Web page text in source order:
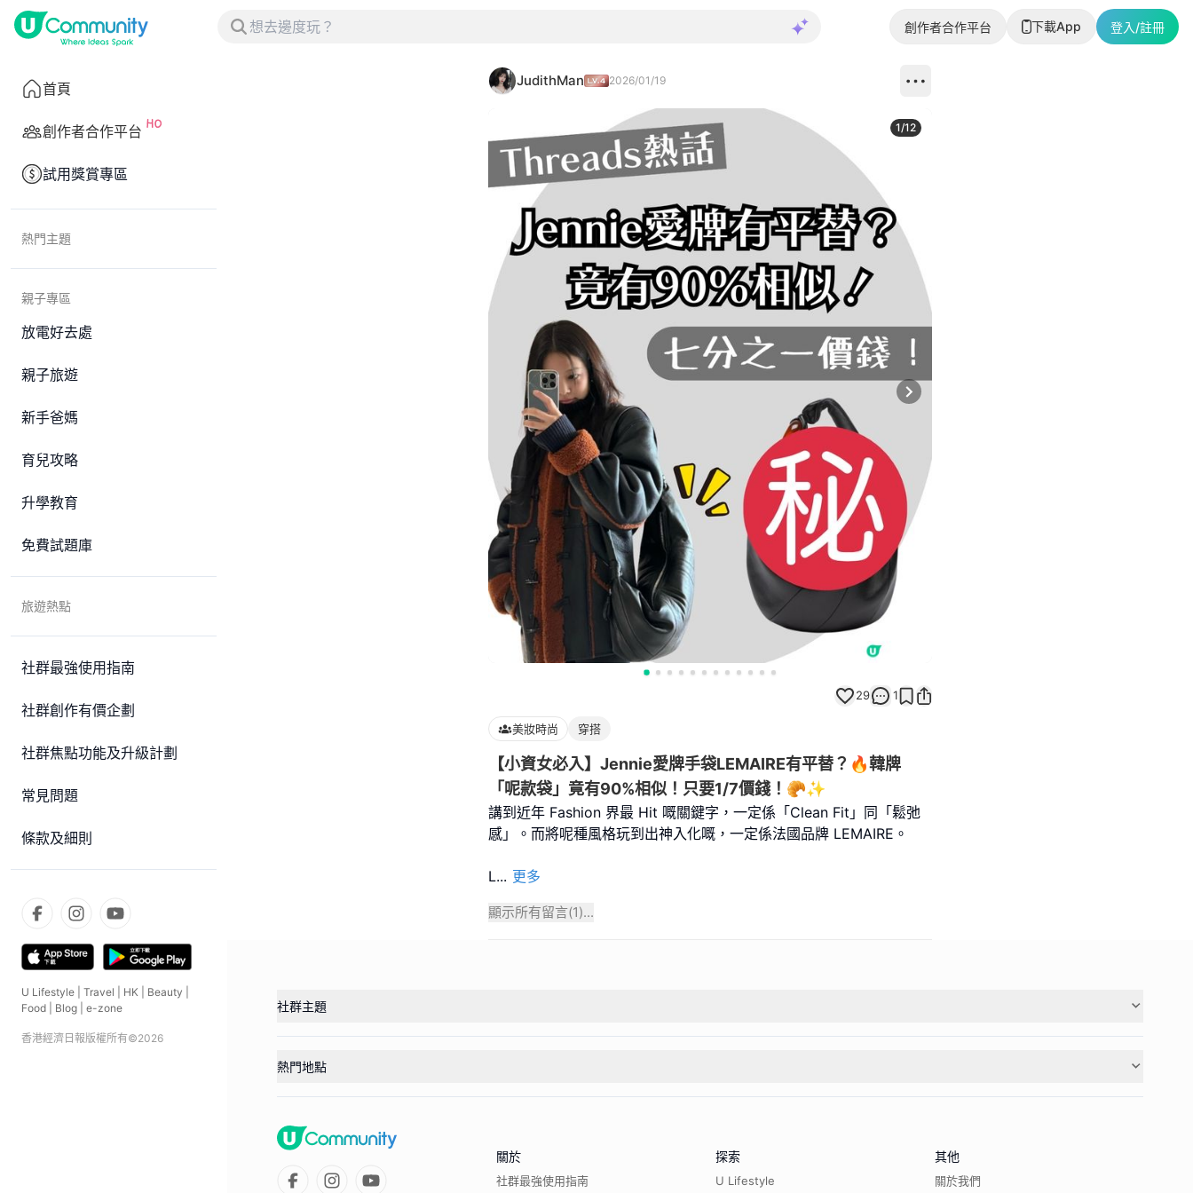
創作者合作平台 下載App 登入/註冊
首頁
創作者合作平台
試用獎賞專區
熱門主題
親子專區
放電好去處
親子旅遊
新手爸媽
育兒攻略
升學教育
免費試題庫
旅遊熱點
社群最強使用指南
社群創作有價企劃
社群焦點功能及升級計劃
常見問題
條款及細則
U Lifestyle Travel HK Beauty
Food
Blog e-zone
香港經濟日報版權所有©2026
JudithMan 2026/01/19
Next slide
1/12
29 1
美妝時尚 穿搭
【小資女必入】Jennie愛牌手袋LEMAIRE有平替？🔥韓牌
「呢款袋」竟有90%相似！只要1/7價錢！🥐✨
講到近年 Fashion 界最 Hit 嘅關鍵字，一定係「Clean Fit」同「鬆弛
感」。而將呢種風格玩到出神入化嘅，一定係法國品牌 LEMAIRE。
L... 更多
顯示所有留言(1)...
社群主題
熱門地點
關於
社群最強使用指南
探索
U Lifestyle
其他
關於我們